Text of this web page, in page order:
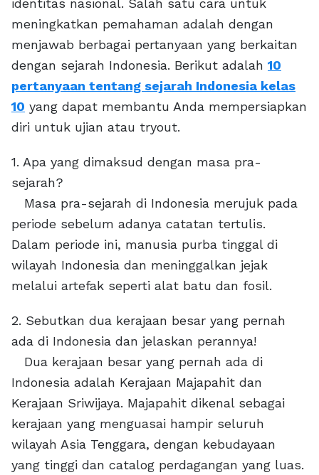
identitas nasional. Salah satu cara untuk
meningkatkan pemahaman adalah dengan
menjawab berbagai pertanyaan yang berkaitan
dengan sejarah Indonesia. Berikut adalah 10
pertanyaan tentang sejarah Indonesia kelas
10 yang dapat membantu Anda mempersiapkan
diri untuk ujian atau tryout.
1. Apa yang dimaksud dengan masa pra-
sejarah?
Masa pra-sejarah di Indonesia merujuk pada
periode sebelum adanya catatan tertulis.
Dalam periode ini, manusia purba tinggal di
wilayah Indonesia dan meninggalkan jejak
melalui artefak seperti alat batu dan fosil.
2. Sebutkan dua kerajaan besar yang pernah
ada di Indonesia dan jelaskan perannya!
Dua kerajaan besar yang pernah ada di
Indonesia adalah Kerajaan Majapahit dan
Kerajaan Sriwijaya. Majapahit dikenal sebagai
kerajaan yang menguasai hampir seluruh
wilayah Asia Tenggara, dengan kebudayaan
yang tinggi dan catalog perdagangan yang luas.